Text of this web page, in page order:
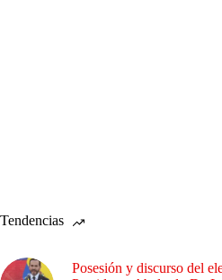
Tendencias
Posesión y discurso del